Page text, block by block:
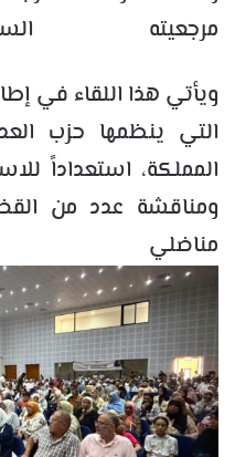
مرجعيته
ويأتي هذا اللقاء في
التي ينظمها حزب
المملكة، استعداداً
ومناقشة عدد من